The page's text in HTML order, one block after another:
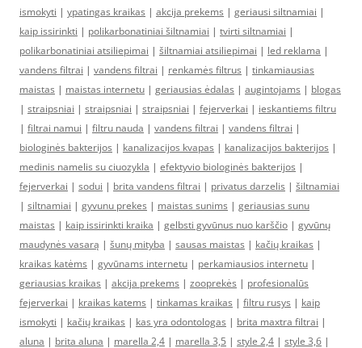
ismokyti | ypatingas kraikas | akcija prekems | geriausi siltnamiai |
kaip issirinkti | polikarbonatiniai šiltnamiai | tvirti siltnamiai |
polikarbonatiniai atsiliepimai | šiltnamiai atsiliepimai | led reklama |
vandens filtrai | vandens filtrai | renkamės filtrus | tinkamiausias
maistas | maistas internetu | geriausias ėdalas | augintojams | blogas
| straipsniai | straipsniai | straipsniai | fejerverkai | ieskantiems filtru
| filtrai namui | filtru nauda | vandens filtrai | vandens filtrai |
biologinės bakterijos | kanalizacijos kvapas | kanalizacijos bakterijos |
medinis namelis su ciuozykla | efektyvio biologinės bakterijos |
fejerverkai | sodui | brita vandens filtrai | privatus darzelis | šiltnamiai
| siltnamiai | gyvunu prekes | maistas sunims | geriausias sunu
maistas | kaip issirinkti kraika | gelbsti gyvūnus nuo karščio | gyvūnų
maudynės vasarą | šunų mityba | sausas maistas | kačių kraikas |
kraikas katėms | gyvūnams internetu | perkamiausios internetu |
geriausias kraikas | akcija prekems | zooprekės | profesionalūs
fejerverkai | kraikas katems | tinkamas kraikas | filtru rusys | kaip
ismokyti | kačių kraikas | kas yra odontologas | brita maxtra filtrai |
aluna | brita aluna | marella 2,4 | marella 3,5 | style 2,4 | style 3,6 |